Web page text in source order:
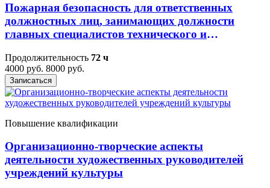
Пожарная безопасность для ответственных
должностных лиц, занимающих должности
главных специалистов технического и
исполняющих их обязанности, на объектах
защиты, в которых могут одновременно
находиться 50 и боле
Продолжительность 72 ч
4000 руб. 8000 руб.
Записаться
Повышение квалификации
Организационно-творческие аспекты
деятельности художественных руководителей
учреждений культуры